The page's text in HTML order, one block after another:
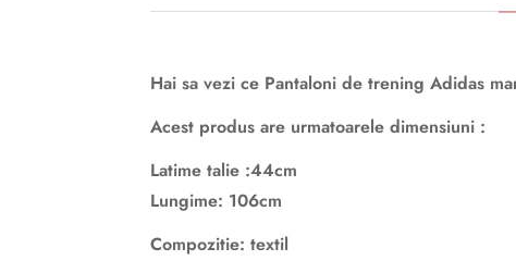
Hai sa vezi ce Pantaloni de trening Adidas
Acest produs are urmatoarele dimensiuni :
Latime talie :44cm
Lungime: 106cm
Compozitie: textil